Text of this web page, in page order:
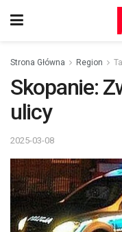
Strona Główna Region
Skopanie:
ulicy
2025-03-08